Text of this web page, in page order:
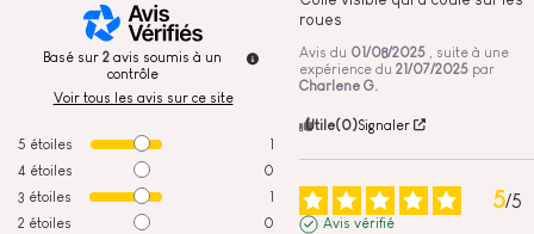
Basé sur 2 avis soumis à un
contrôle
Voir tous les avis sur ce site
5 étoiles
1
4 étoiles
0
3 étoiles
1
2 étoiles
0
roues
Avis du 01/08/2025
, suite à une
expérience du 21/07/2025 par
Charlene G.
Utile(0)Signaler
5/5
Avis vérifié